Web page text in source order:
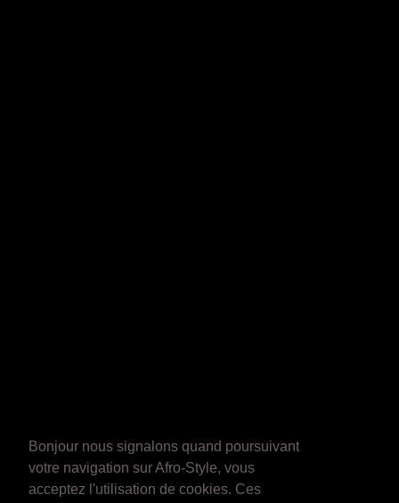
Bonjour nous signalons quand poursuivant
votre navigation sur Afro-Style, vous
acceptez l'utilisation de cookies. Ces